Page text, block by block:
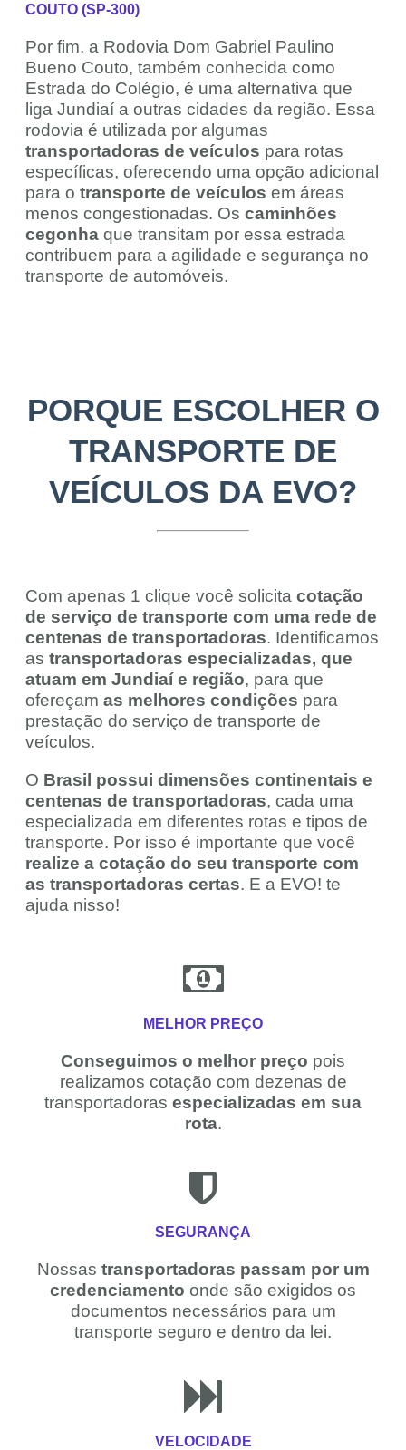
COUTO (SP-300)
Por fim, a Rodovia Dom Gabriel Paulino
Bueno Couto, também conhecida como
Estrada do Colégio, é uma alternativa que
liga Jundiaí a outras cidades da região. Essa
rodovia é utilizada por algumas
transportadoras de veículos para rotas
específicas, oferecendo uma opção adicional
para o transporte de veículos em áreas
menos congestionadas. Os caminhões
cegonha que transitam por essa estrada
contribuem para a agilidade e segurança no
transporte de automóveis.
PORQUE ESCOLHER O
TRANSPORTE DE
VEÍCULOS DA EVO?
Com apenas 1 clique você solicita cotação
de serviço de transporte com uma rede de
centenas de transportadoras. Identificamos
as transportadoras especializadas, que
atuam em Jundiaí e região, para que
ofereçam as melhores condições para
prestação do serviço de transporte de
veículos.
O Brasil possui dimensões continentais e
centenas de transportadoras, cada uma
especializada em diferentes rotas e tipos de
transporte. Por isso é importante que você
realize a cotação do seu transporte com
as transportadoras certas. E a EVO! te
ajuda nisso!
MELHOR PREÇO
Conseguimos o melhor preço pois
realizamos cotação com dezenas de
transportadoras especializadas em sua
rota.
SEGURANÇA
Nossas transportadoras passam por um
credenciamento onde são exigidos os
documentos necessários para um
transporte seguro e dentro da lei.
VELOCIDADE